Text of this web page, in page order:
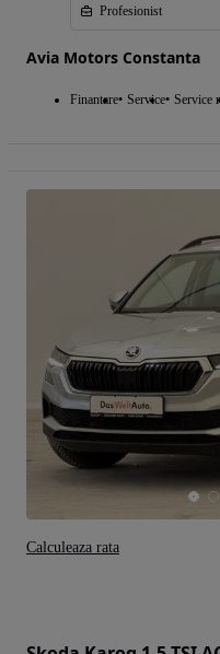
Profesionist
Avia Motors Constanta
Finantare Service Service
Calculeaza rata